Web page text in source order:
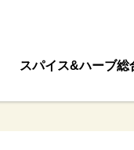
スパイス&ハーブ総